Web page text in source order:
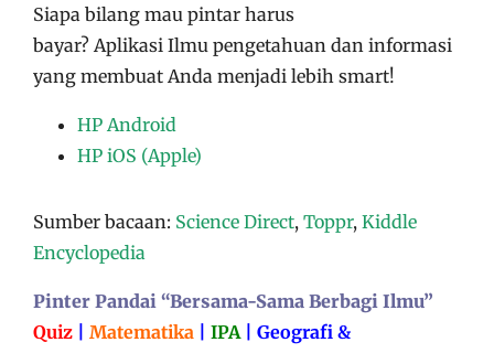
Siapa bilang mau pintar harus
bayar? Aplikasi Ilmu pengetahuan dan informasi
yang membuat Anda menjadi lebih smart!
HP Android
HP iOS (Apple)
Sumber bacaan: Science Direct, Toppr, Kiddle
Encyclopedia
Pinter Pandai “Bersama-Sama Berbagi Ilmu”
Quiz
Matematika IPA
Geografi &